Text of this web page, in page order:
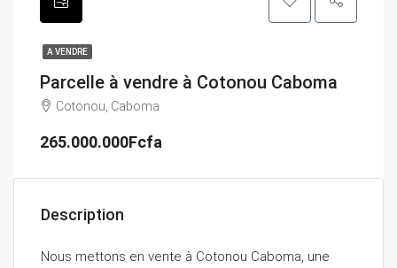
A VENDRE
Parcelle à vendre à Cotonou Caboma
Cotonou, Caboma
265.000.000Fcfa
Description
Nous mettons en vente à Cotonou Caboma, une